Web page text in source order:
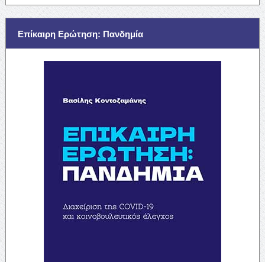
Επίκαιρη Ερώτηση: Πανδημία